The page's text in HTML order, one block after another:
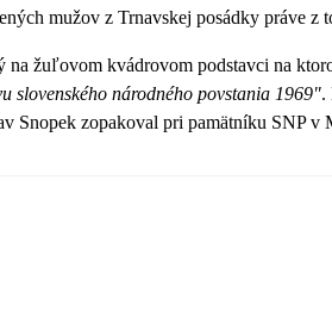
mužov z Trnavskej posádky práve z
na žuľovom kvádrovom podstavci na
slovenského národného povstania 1969".
Snopek zopakoval pri pamätníku SNP v